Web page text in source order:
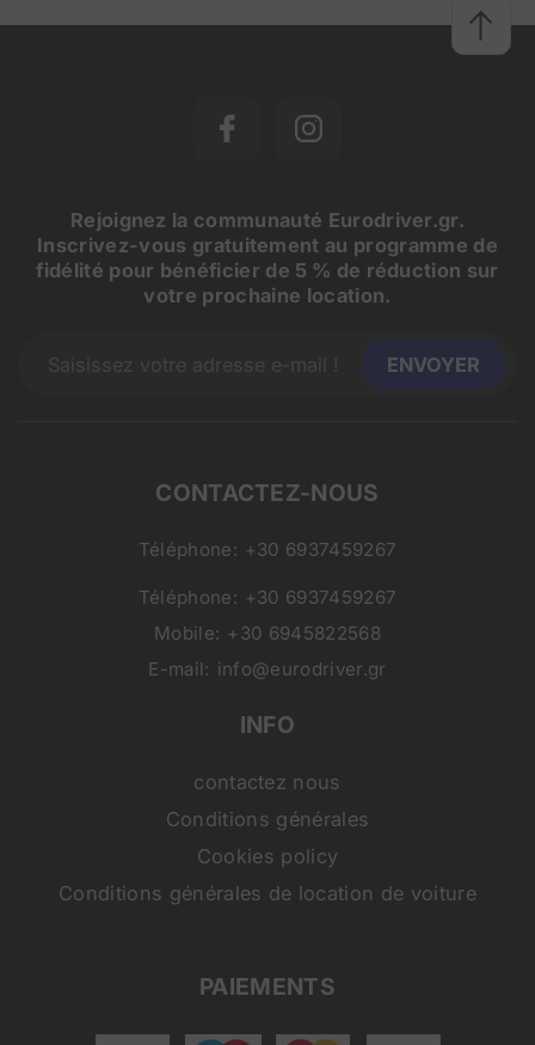
Rejoignez la communauté Eurodriver.gr.
Inscrivez-vous gratuitement au programme de
fidélité pour bénéficier de 5 % de réduction sur
votre prochaine location.
CONTACTEZ-NOUS
Téléphone: +30 6937459267
Téléphone: +30 6937459267
Mobile: +30 6945822568
E-mail: info@eurodriver.gr
INFO
contactez nous
Conditions générales
Cookies policy
Conditions générales de location de voiture
PAIEMENTS